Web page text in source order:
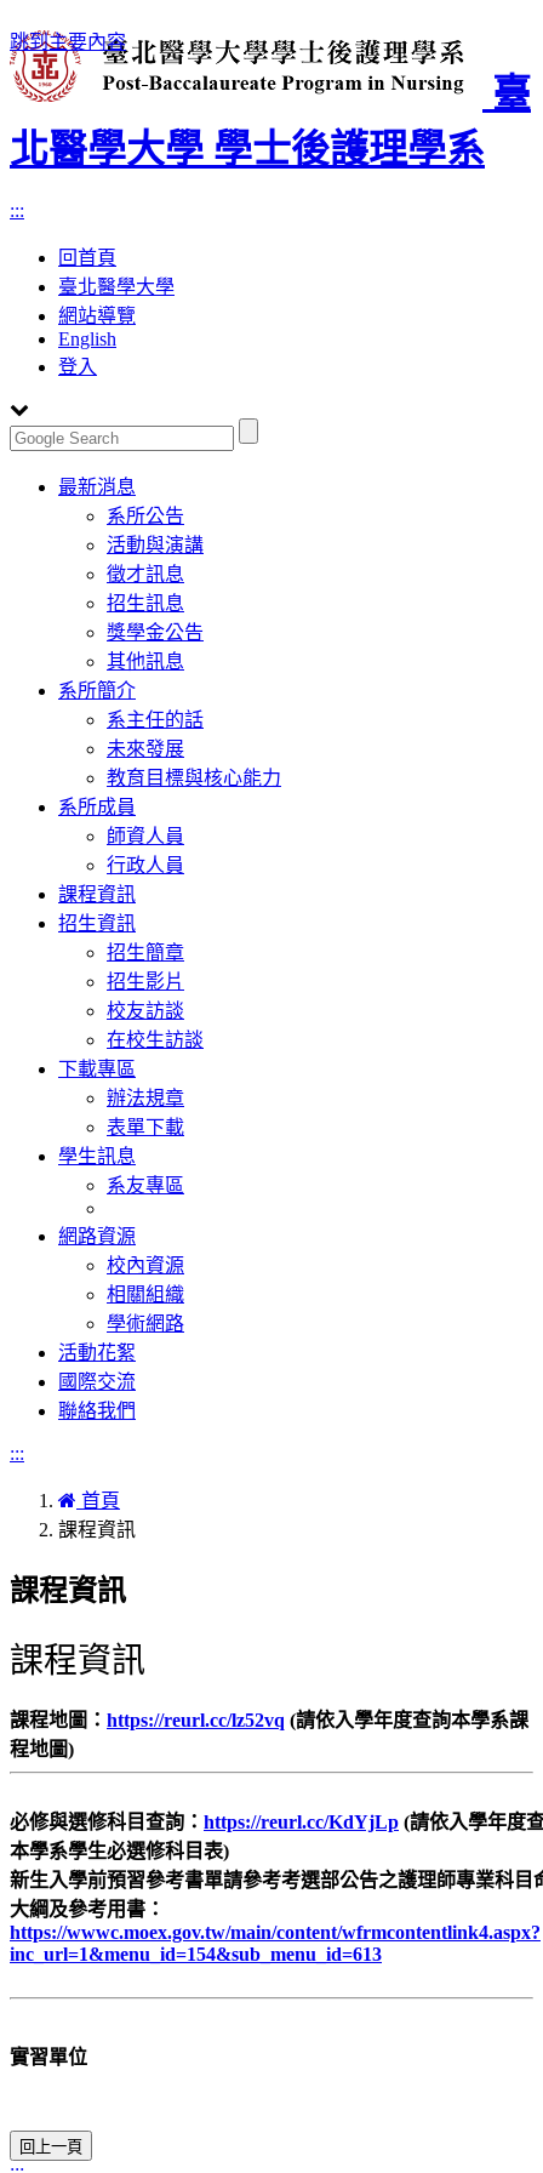
跳到主要內容
臺
北醫學大學 學士後護理學系
:::
回首頁
臺北醫學大學
網站導覽
English
登入
Toggle
navigation
最新消息
系所公告
活動與演講
徵才訊息
招生訊息
獎學金公告
其他訊息
系所簡介
系主任的話
未來發展
教育目標與核心能力
系所成員
師資人員
行政人員
課程資訊
招生資訊
招生簡章
招生影片
校友訪談
在校生訪談
下載專區
辦法規章
表單下載
學生訊息
系友專區
網路資源
校內資源
相關組織
學術網路
活動花絮
國際交流
聯絡我們
:::
首頁
課程資訊
課程資訊
課程資訊
課程地圖： https://reurl.cc/lz52vq (請依入學年度查詢本學系課
程地圖)
必修與選修科目查詢： https://reurl.cc/KdYjLp (請依入學年度
本學系學生必選修科目表)
新生入學前預習參考書單請參考考選部公告之護理師專業科目
大綱及參考用書：
https://wwwc.moex.gov.tw/main/content/wfrmcontentlink4.aspx?
inc_url=1&menu_id=154&sub_menu_id=613
實習單位